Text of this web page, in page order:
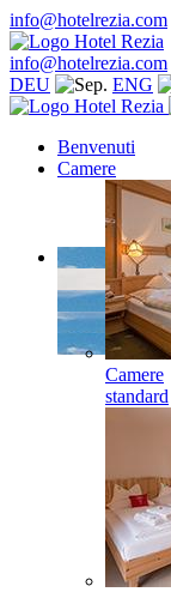
info@hotelrezia.com
info@hotelrezia.com
DEU
ENG
Benvenuti
Camere
Camere
standard